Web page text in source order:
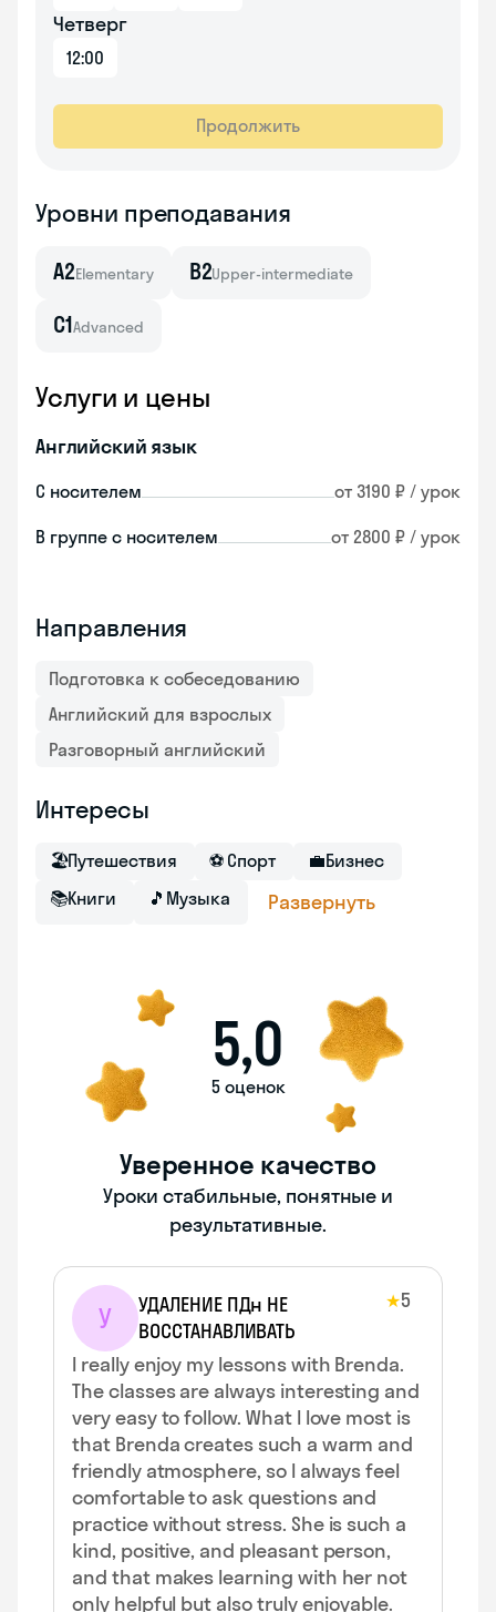
Четверг
12:00
Продолжить
Уровни преподавания
A2Elementary B2Upper-intermediate
C1Advanced
Услуги и цены
Английский язык
С носителем от 3190 ₽ / урок
В группе с носителем от 2800 ₽ / урок
Направления
Подготовка к собеседованию
Английский для взрослых
Разговорный английский
Интересы
🏖Путешествия ⚽ Спорт 💼Бизнес
📚Книги 🎵 Музыка Развернуть
5,0
5 оценок
Уверенное качество
Уроки стабильные, понятные и
результативные.
У
УДАЛЕНИЕ ПДн НЕ
ВОССТАНАВЛИВАТЬ
★5
I really enjoy my lessons with Brenda.
The classes are always interesting and
very easy to follow. What I love most is
that Brenda creates such a warm and
friendly atmosphere, so I always feel
comfortable to ask questions and
practice without stress. She is such a
kind, positive, and pleasant person,
and that makes learning with her not
only helpful but also truly enjoyable.